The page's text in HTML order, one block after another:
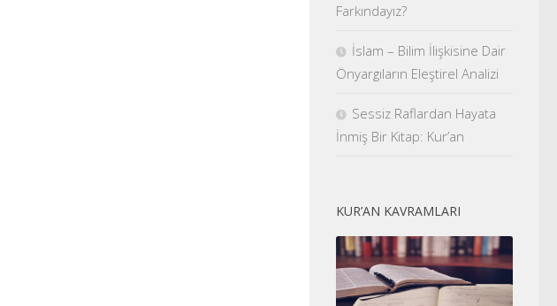
Farkındayız?
İslam – Bilim İlişkisine Dair
Önyargıların Eleştirel Analizi
Sessiz Raflardan Hayata
İnmiş Bir Kitap: Kur’an
KUR’AN KAVRAMLARI